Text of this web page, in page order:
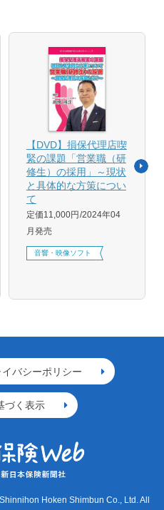
【DVD】損保代理店喫
緊の課題「営業職（研
修生）の採用」～現状
と具体的な方策につい
て
定価11,000円 2024年04
月発売
音響・映像ソフト
イバシーポリシー
づく表示
Hoken Shimbun Co., Ltd. All